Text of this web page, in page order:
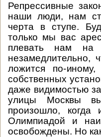
Репрессивные
наши люди, нам
черта в ступе.
только мы вас
плевать нам
незамедлительно,
ложится по-
собственных
даже видимостью
улицы Москвы
произошло, когда
Олимпиадой и
освобождены. Но